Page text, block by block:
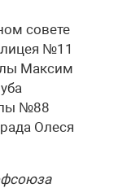
совете
№11
Максим
№88
Олеся